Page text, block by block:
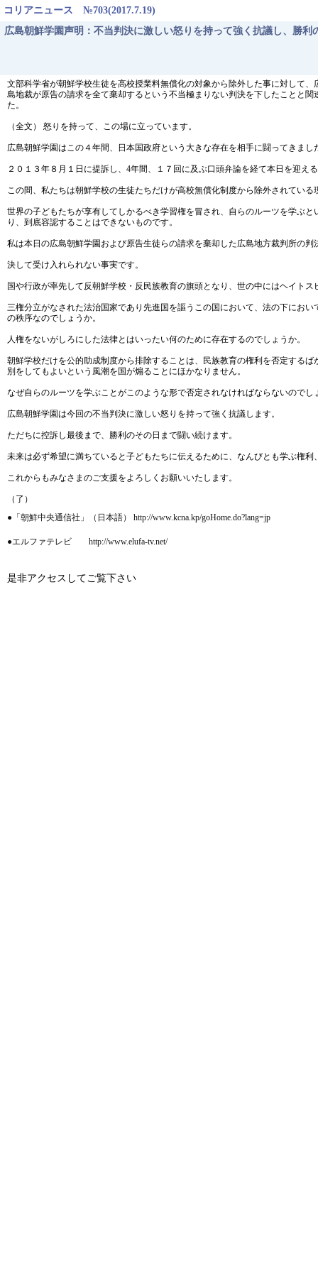
コリアニュース №703(2017.7.19)
広島朝鮮学園声明：不当判決に激しい怒りを持って強く抗議し、勝利
文部科学省が朝鮮学校生徒を高校授業料無償化の対象から除外した事に対して
島地裁が原告の請求を全て棄却するという不当極まりない判決を下したことと
た。
（全文） 怒りを持って、この場に立っています。
広島朝鮮学園はこの４年間、日本国政府という大きな存在を相手に闘ってきまし
２０１３年８月１日に提訴し、4年間、１７回に及ぶ口頭弁論を経て本日を迎え
この間、私たちは朝鮮学校の生徒たちだけが高校無償化制度から除外されてい
世界の子どもたちが享有してしかるべき学習権を冒され、自らのルーツを学ぶ
り、到底容認することはできないものです。
私は本日の広島朝鮮学園および原告生徒らの請求を棄却した広島地方裁判所の
決して受け入れられない事実です。
国や行政が率先して反朝鮮学校・反民族教育の旗頭となり、世の中にはヘイト
三権分立がなされた法治国家であり先進国を謳うこの国において、法の下にお
の秩序なのでしょうか。
人権をないがしろにした法律とはいったい何のために存在するのでしょうか。
朝鮮学校だけを公的助成制度から排除することは、民族教育の権利を否定する
別をしてもよいという風潮を国が煽ることにほかなりません。
なぜ自らのルーツを学ぶことがこのような形で否定されなければならないのでし
広島朝鮮学園は今回の不当判決に激しい怒りを持って強く抗議します。
ただちに控訴し最後まで、勝利のその日まで闘い続けます。
未来は必ず希望に満ちていると子どもたちに伝えるために、なんびとも学ぶ権
これからもみなさまのご支援をよろしくお願いいたします。
（了）
●「朝鮮中央通信社」（日本語） http://www.kcna.kp/goHome.do?lang=jp
●エルファテレビ http://www.elufa-tv.net/
是非アクセスしてご覧下さい